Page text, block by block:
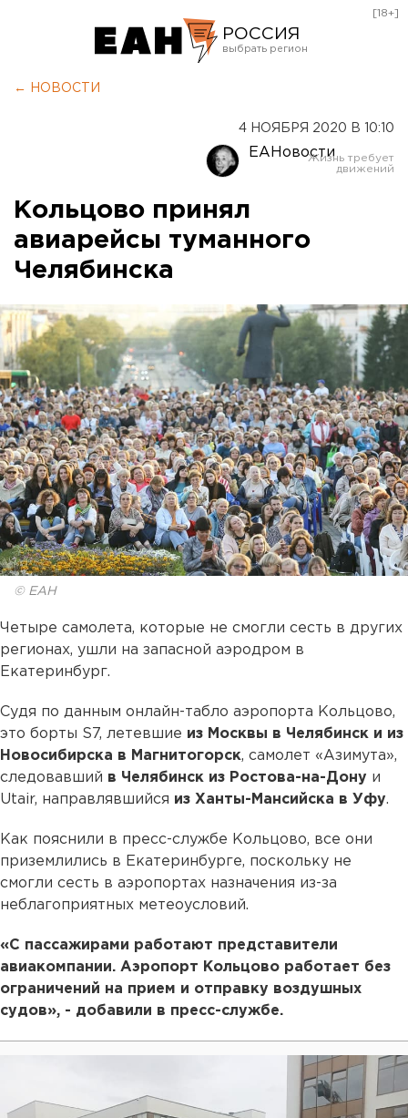
РОССИЯ
Оренбург
[18+]
← НОВОСТИ
4 НОЯБРЯ 2020 В 10:10
ЕАНовости
Кольцово принял
авиарейсы туманного
Челябинска
© ЕАН
Четыре самолета, которые не смогли сесть в других
регионах, ушли на запасной аэродром в
Екатеринбург.
Судя по данным онлайн-табло аэропорта Кольцово,
это борты S7, летевшие из Москвы в Челябинск и из
Новосибирска в Магнитогорск, самолет «Азимута»,
следовавший в Челябинск из Ростова-на-Дону и
Utair, направлявшийся из Ханты-Мансийска в Уфу.
Как пояснили в пресс-службе Кольцово, все они
приземлились в Екатеринбурге, поскольку не
смогли сесть в аэропортах назначения из-за
неблагоприятных метеоусловий.
«С пассажирами работают представители
авиакомпании. Аэропорт Кольцово работает без
ограничений на прием и отправку воздушных
судов», - добавили в пресс-службе.